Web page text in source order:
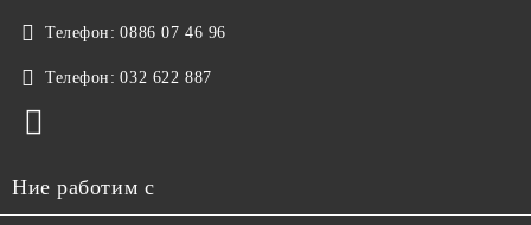
Телефон: 0886 07 46 96
Телефон: 032 622 887
Ние работим с